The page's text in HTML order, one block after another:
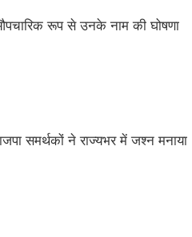
रूप से उनके नाम की घोषणा
समर्थकों ने राज्यभर में जश्न मनाया